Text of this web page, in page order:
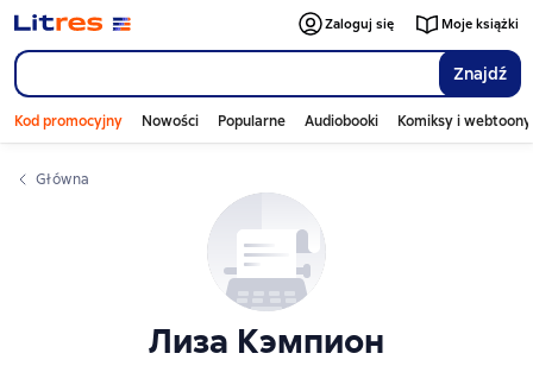
Znajdź
Zaloguj się Moje książki
Kod promocyjny Nowości Popularne Audiobooki Komiksy i webtoony
Główna
Лиза Кэмпион
Слайдер с книгами
Слайдер с книгами